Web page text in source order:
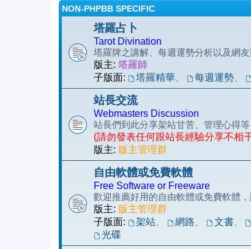
NON-PHPBB SPECIFIC
塔羅占卜
Tarot Divination
塔羅牌之講解、每週運勢分析以及網友
版主: 塔羅師
子版面:
塔羅精華、 每週運勢、
站長交流
Webmasters Discussion
站長們到此分享架站甘苦、管理心得
(請勿發表任何跟站長經驗分享不相
版主: 版主管理群
自由軟體或免費軟體
Free Software or Freeware
歡迎推薦好用的自由軟體或免費軟體，
版主: 版主管理群
子版面:
架站、 網路、 文書、
光碟